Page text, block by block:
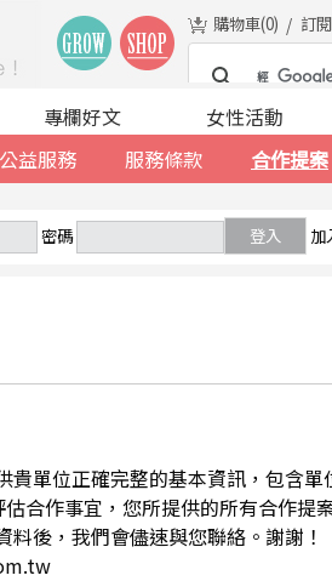
購物車(0) 訂
公益服務 服務條款 合作提案
專欄好文 女性活動
密碼 登入 加
單位正確完整的基本資訊，包含單
估合作事宜，您所提供的所有合作
後，我們會儘速與您聯絡。謝謝！